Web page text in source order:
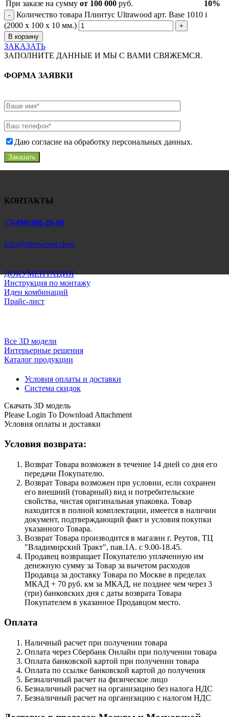
При заказе на сумму от 100 000 руб.
10%
Количество товара Плинтус Ultrawood арт. Base 1010 i
(2000 x 100 x 10 мм.)
В корзину
ЗАКАЗАТЬ
ЗАПОЛНИТЕ ДАННЫЕ И МЫ С ВАМИ СВЯЖЕМСЯ.
ФОРМА ЗАЯВКИ
Даю согласие на обработку персональных данных.
Заказать
КОНТАКТЫ
+7(499)398-20-90
info@ultrawood.shop
ДОКУМЕНТАЦИЯ
Инструкция по монтажу
Идеи комбинаций
Прайс-лист
Все 3D модели
Интерьерные решения
Каталог продукции
Условия оплаты и доставки
Система скидок
Скачать 3D модель
Please Login To Download Attachment
Условия оплаты и доставки
Условия возврата:
Возврат Товара возможен в течение 14 дней со дня его
передачи Покупателю.
Возврат Товара возможен при условии, если сохранен
его внешний (товарный) вид и потребительские
свойства, чистая оригинальная упаковка. Товар
находится в полной комплектации, имеется в наличии
документ, подтверждающий факт и условия покупки
указанного Товара.
Возврат Товара производится в магазин г. Реутов, ТЦ
"Владимирский Тракт", пав.1А. с 9.00-18.45.
Продавец возвращает Покупателю уплаченную им
денежную сумму за Товар за вычетом расходов
Продавца за доставку Товара по Москве в пределах
МКАД + 70 руб. км за МКАД, не позднее чем через 3
(три) банковских дня с даты возврата Товара
Покупателем в указанное Продавцом место.
Оплата
Наличный расчет при получении товара
Оплата через Сбербанк Онлайн при получении товара
Оплата банковской картой при получении товара
Оплата по ссылке банковской картой до получения
Безналичный расчет на физическое лицо
Безналичный расчет на организацию без налога НДС
Безналичный расчет на организацию с налогом НДС